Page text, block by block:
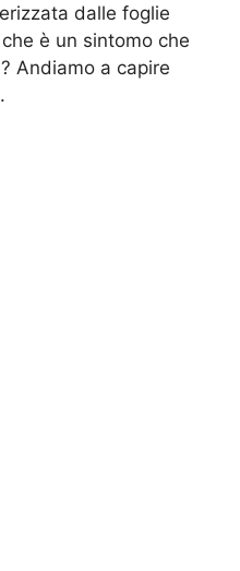
dalle foglie
è un sintomo che
Andiamo a capire